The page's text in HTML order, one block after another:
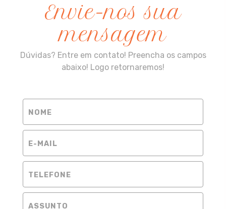
Envie-nos sua
mensagem
Dúvidas? Entre em contato! Preencha os campos
abaixo! Logo retornaremos!